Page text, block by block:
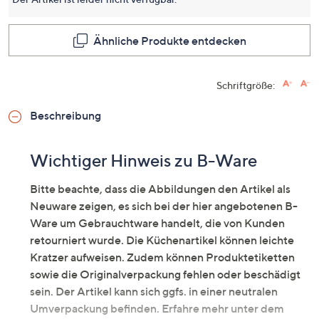
Link
Seite.
Ähnliche Produkte entdecken
Schriftgröße:
Beschreibung
Wichtiger Hinweis zu B-Ware
Bitte beachte, dass die Abbildungen den Artikel als
Neuware zeigen, es sich bei der hier angebotenen B-
Ware um Gebrauchtware handelt, die von Kunden
retourniert wurde. Die Küchenartikel können leichte
Kratzer aufweisen. Zudem können Produktetiketten
sowie die Originalverpackung fehlen oder beschädigt
sein. Der Artikel kann sich ggfs. in einer neutralen
Umverpackung befinden. Erfahre mehr unter dem